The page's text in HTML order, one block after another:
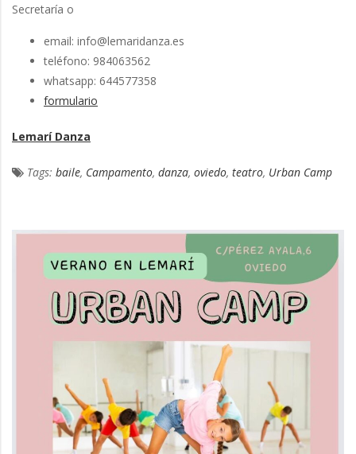
Secretaría o
email: info@lemaridanza.es
teléfono: 984063562
whatsapp: 644577358
formulario
Lemarí Danza
Tags: baile, Campamento, danza, oviedo, teatro, Urban Camp